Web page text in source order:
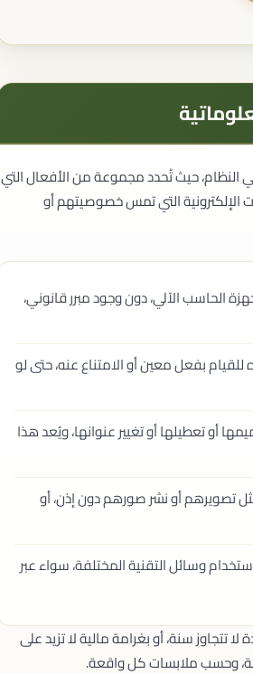
النظام، حيث تُحدد مجموعة من الأفعال التي
الإلكترونية التي تمس خصوصيتهم أو
الحاسب الآلي، دون وجود مبرر قانوني،
للقيام بفعل معين أو الامتناع عنه، حتى لو
أو تعطيلها أو تغيير عنوانها، ويُعد هذا
مثل تصويرهم أو نشر صورهم دون إذن، أو
وسائل التقنية المختلفة، سواء عبر
سنة، أو بغرامة مالية لا تزيد على